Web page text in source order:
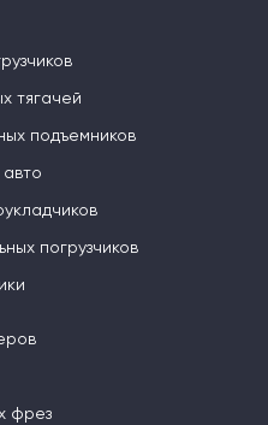
тягачей
подъемников
погрузчиков
фрез